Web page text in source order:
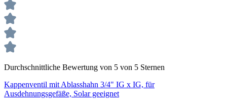
Durchschnittliche Bewertung von 5 von 5 Sternen
Kappenventil mit Ablasshahn 3/4" IG x IG, für
Ausdehnungsgefäße, Solar geeignet